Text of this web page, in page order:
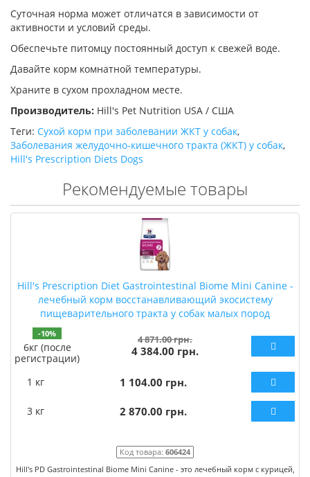
Суточная норма может отличатся в зависимости от
активности и условий среды.
Обеспечьте питомцу постоянный доступ к свежей воде.
Давайте корм комнатной температуры.
Храните в сухом прохладном месте.
Производитель: Hill's Pet Nutrition USA / США
Теги: Сухой корм при заболевании ЖКТ у собак,
Заболевания желудочно-кишечного тракта (ЖКТ) у собак,
Hill's Prescription Diets Dogs
Рекомендуемые товары
Hill's Prescription Diet Gastrointestinal Biome Mini Canine -
лечебный корм восстанавливающий экосистему
пищеварительного тракта у собак малых пород
-10%
6кг (после
регистрации)
4 871.00 грн.
4 384.00 грн.
1 кг 1 104.00 грн.
3 кг 2 870.00 грн.
Код товара: 606424
Hill's PD Gastrointestinal Biome Mini Canine - это лечебный корм с курицей,